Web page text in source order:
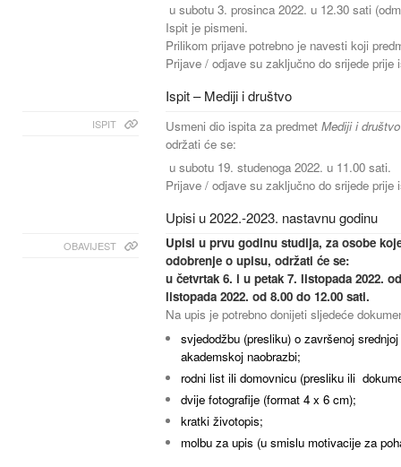
u subotu 3. prosinca 2022. u 12.30 sati
Ispit je pismeni.
Prilikom prijave potrebno je navesti koji
Prijave / odjave su zaključno do srijede prije
Ispit – Mediji i društvo
ISPIT Usmeni dio ispita za predmet Mediji i
održati će se:
u subotu 19. studenoga 2022. u 11.00 sati.
Prijave / odjave su zaključno do srijede prije
Upisi u 2022.-2023. nastavnu godinu
OBAVIJEST
Upisi u prvu godinu studija, za osobe
odobrenje o upisu, održati će se:
u četvrtak 6. i u petak 7. listopada 2022.
listopada 2022. od 8.00 do 12.00 sati.
Na upis je potrebno donijeti sljedeće
svjedodžbu (presliku) o završenoj
akademskoj naobrazbi;
rodni list ili domovnicu (presliku ili
dvije fotografije (format 4 x 6 cm);
kratki životopis;
molbu za upis (u smislu motivacije za